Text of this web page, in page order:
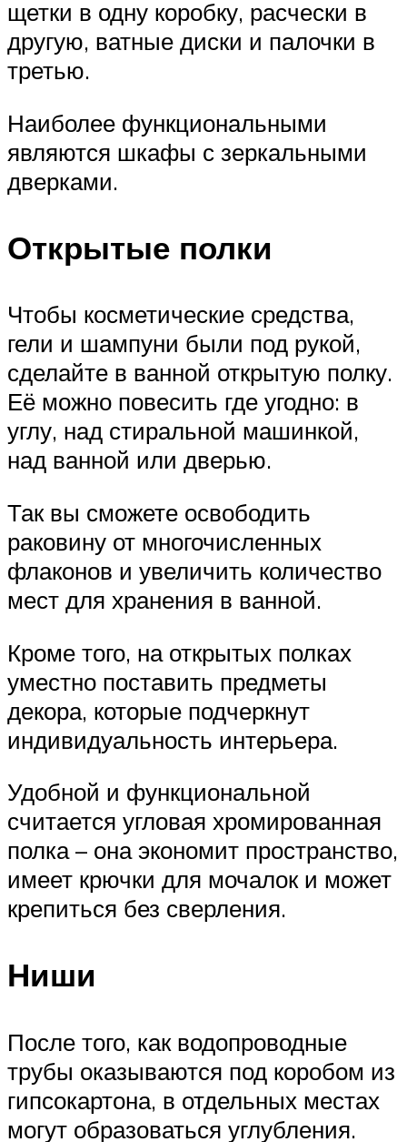
щетки в одну коробку, расчески в
другую, ватные диски и палочки в
третью.
Наиболее функциональными
являются шкафы с зеркальными
дверками.
Открытые полки
Чтобы косметические средства,
гели и шампуни были под рукой,
сделайте в ванной открытую полку.
Её можно повесить где угодно: в
углу, над стиральной машинкой,
над ванной или дверью.
Так вы сможете освободить
раковину от многочисленных
флаконов и увеличить количество
мест для хранения в ванной.
Кроме того, на открытых полках
уместно поставить предметы
декора, которые подчеркнут
индивидуальность интерьера.
Удобной и функциональной
считается угловая хромированная
полка – она экономит пространство,
имеет крючки для мочалок и может
крепиться без сверления.
Ниши
После того, как водопроводные
трубы оказываются под коробом из
гипсокартона, в отдельных местах
могут образоваться углубления.